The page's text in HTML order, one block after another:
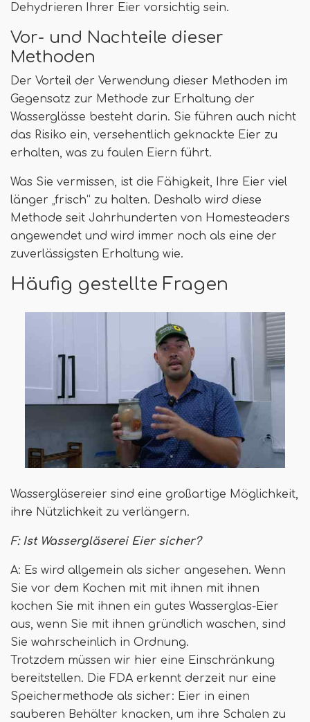
Dehydrieren Ihrer Eier vorsichtig sein.
Vor- und Nachteile dieser
Methoden
Der Vorteil der Verwendung dieser Methoden im
Gegensatz zur Methode zur Erhaltung der
Wasserglässe besteht darin. Sie führen auch nicht
das Risiko ein, versehentlich geknackte Eier zu
erhalten, was zu faulen Eiern führt.
Was Sie vermissen, ist die Fähigkeit, Ihre Eier viel
länger „frisch“ zu halten. Deshalb wird diese
Methode seit Jahrhunderten von Homesteaders
angewendet und wird immer noch als eine der
zuverlässigsten Erhaltung wie.
Häufig gestellte Fragen
Wassergläsereier sind eine großartige Möglichkeit,
ihre Nützlichkeit zu verlängern.
F: Ist Wassergläserei Eier sicher?
A: Es wird allgemein als sicher angesehen. Wenn
Sie vor dem Kochen mit mit ihnen mit ihnen
kochen Sie mit ihnen ein gutes Wasserglas-Eier
aus, wenn Sie mit ihnen gründlich waschen, sind
Sie wahrscheinlich in Ordnung.
Trotzdem müssen wir hier eine Einschränkung
bereitstellen. Die FDA erkennt derzeit nur eine
Speichermethode als sicher: Eier in einen
sauberen Behälter knacken, um ihre Schalen zu